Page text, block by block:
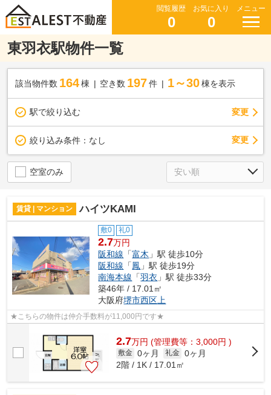
閲覧履歴
0
お気に入り
0
メニュー
東羽衣駅物件一覧
該当物件数 164棟 空き数 197 件 1～30 棟を表示
駅で絞り込む 変更
絞り込み条件： なし 変更
空室のみ
賃貸 | マンション ハイツKAMI
敷0 礼0
2.7万円
阪和線 「富木 」駅 徒歩10分
阪和線 「鳳 」駅 徒歩19分
南海本線 「羽衣 」駅 徒歩33分
築46年 / 17.01㎡
大阪府堺市西区上
★こちらの物件は仲介手数料が11,000円です★
2.7万円 (管理費等：3,000円 )
敷金 0ヶ月 礼金 0ヶ月
2階 / 1K / 17.01㎡